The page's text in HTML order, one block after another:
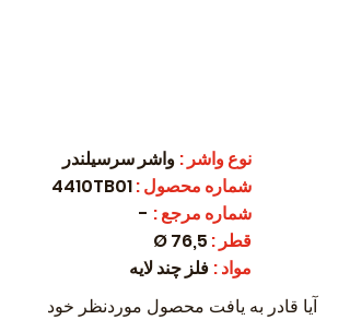
نوع واشر : واشر سرسیلندر
شماره محصول:
شماره مرجع:
-
قطر :
مواد: فلز چند لایه
آیا قادر به یافت محصول موردنظر خود